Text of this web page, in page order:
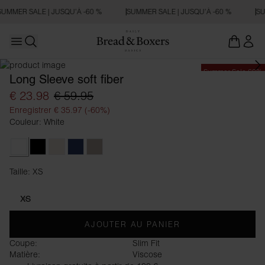
SALE | JUSQU’À -60 % SUMMER SALE | JUSQU’À -60 %
Open main menu
Summer Sale 60%
Long Sleeve soft fiber
€ 23.98 € 59.95
Enregistrer € 35.97 (-60%)
Couleur: White
Taille: XS
XS
AJOUTER AU PANIER
Coupe:
Slim Fit
Matière:
Viscose